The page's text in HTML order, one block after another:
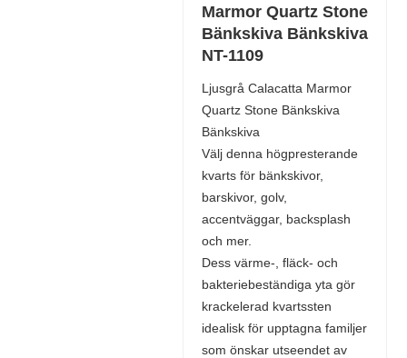
Marmor Quartz Stone
Bänkskiva Bänkskiva
NT-1109
Ljusgrå Calacatta Marmor
Quartz Stone Bänkskiva
Bänkskiva
Välj denna högpresterande
kvarts för bänkskivor,
barskivor, golv,
accentväggar, backsplash
och mer.
Dess värme-, fläck- och
bakteriebeständiga yta gör
krackelerad kvartssten
idealisk för upptagna familjer
som önskar utseendet av